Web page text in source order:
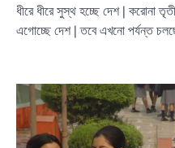
ধীরে ধীরে সুস্থ হচ্ছে দেশ | করোনা
এগোচ্ছে দেশ | তবে এখনো পর্যন্ত